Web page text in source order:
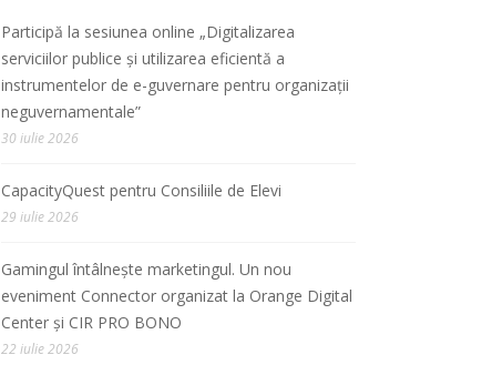
Participă la sesiunea online „Digitalizarea
serviciilor publice și utilizarea eficientă a
instrumentelor de e-guvernare pentru organizații
neguvernamentale”
30 iulie 2026
CapacityQuest pentru Consiliile de Elevi
29 iulie 2026
Gamingul întâlnește marketingul. Un nou
eveniment Connector organizat la Orange Digital
Center și CIR PRO BONO
22 iulie 2026